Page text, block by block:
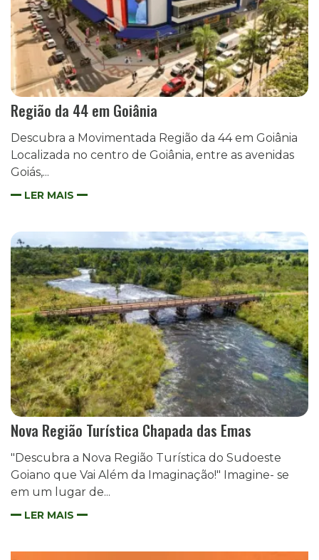
Região da 44 em Goiânia
Descubra a Movimentada Região da 44 em Goiânia
Localizada no centro de Goiânia, entre as avenidas
Goiás,...
LER MAIS
Nova Região Turística Chapada das Emas
"Descubra a Nova Região Turística do Sudoeste
Goiano que Vai Além da Imaginação!" Imagine- se
em um lugar de...
LER MAIS